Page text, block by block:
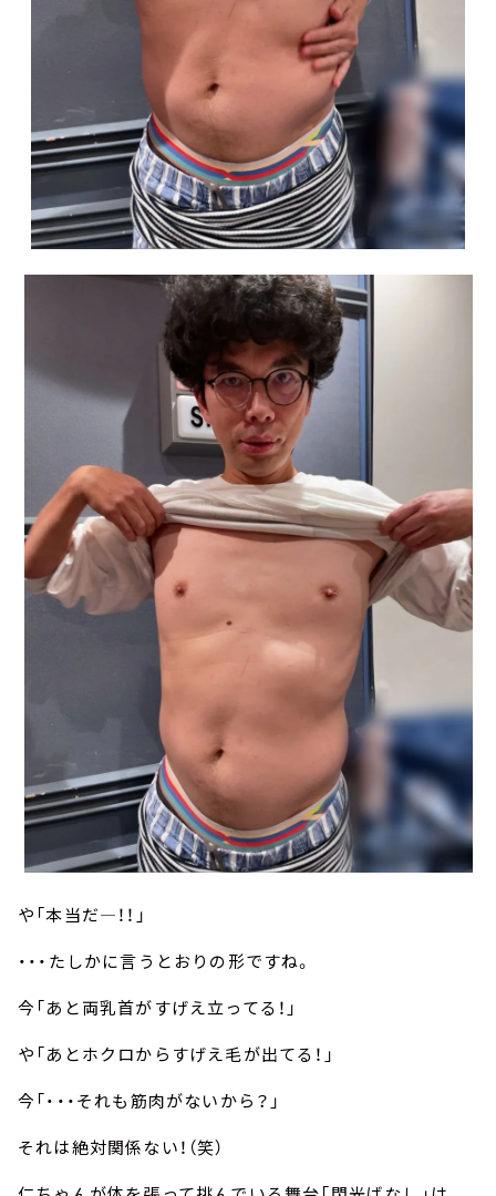
や「本当だ―！！」
・・・たしかに言うとおりの形ですね。
今「あと両乳首がすげえ立ってる！」
や「あとホクロからすげえ毛が出てる！」
今「・・・それも筋肉がないから？」
それは絶対関係ない！（笑）